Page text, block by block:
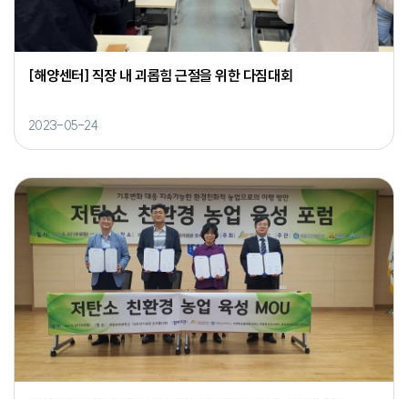
[해양센터] 직장 내 괴롭힘 근절을 위한 다짐대회
2023-05-24